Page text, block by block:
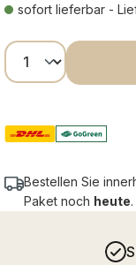
sofort lieferbar -
Produkt
Bestellen Sie
Paket noch heute.